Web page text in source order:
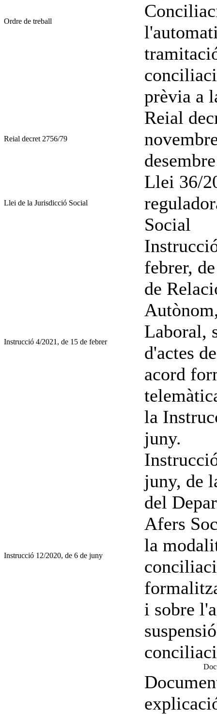
Ordre de treball
prèvia a
Reial decret 2756/79
Reial
Llei de la Jurisdicció Social
Llei 36/
Social
Instrucció 4/2021, de 15 de febrer
febrer,
de
Laboral,
d'actes
acord
la
juny.
Instrucció 12/2020, de 6 de juny
juny, de
del
Afers
la
i sobre